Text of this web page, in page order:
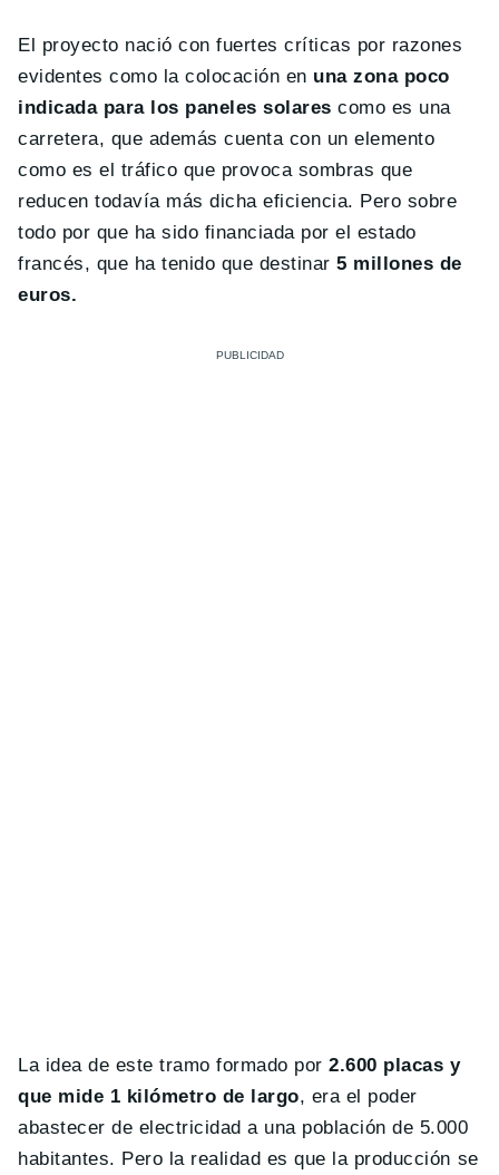
El proyecto nació con fuertes críticas por razones
evidentes como la colocación en una zona poco
indicada para los paneles solares como es una
carretera, que además cuenta con un elemento
como es el tráfico que provoca sombras que
reducen todavía más dicha eficiencia. Pero sobre
todo por que ha sido financiada por el estado
francés, que ha tenido que destinar 5 millones de
euros.
La idea de este tramo formado por2.600 placas y
que mide 1 kilómetro de largo, era el poder
abastecer de electricidad a una población de 5.000
habitantes. Pero la realidad es que la producción se